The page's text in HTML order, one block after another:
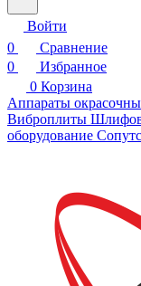
Войти
0
Сравнение
0
Избранное
0 Корзина
Аппараты
Виброплиты
оборудование